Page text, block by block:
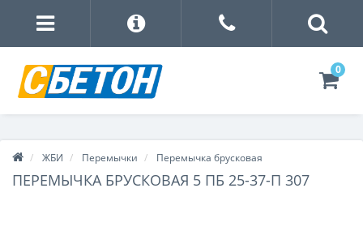
0
ЖБИ Перемычки Перемычка брусковая
ПЕРЕМЫЧКА БРУСКОВАЯ 5 ПБ 25-37-П 307